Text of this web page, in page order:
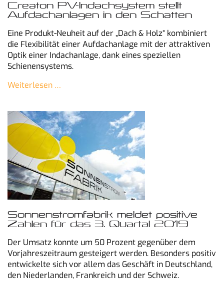
Creaton PV-Indachsystem stellt
Aufdachanlagen in den Schatten
Eine Produkt-Neuheit auf der „Dach & Holz“ kombiniert
die Flexibilität einer Aufdachanlage mit der attraktiven
Optik einer Indachanlage, dank eines speziellen
Schienensystems.
Weiterlesen …
Sonnenstromfabrik meldet positive
Zahlen für das 3. Quartal 2019
Der Umsatz konnte um 50 Prozent gegenüber dem
Vorjahreszeitraum gesteigert werden. Besonders positiv
entwickelte sich vor allem das Geschäft in Deutschland,
den Niederlanden, Frankreich und der Schweiz.